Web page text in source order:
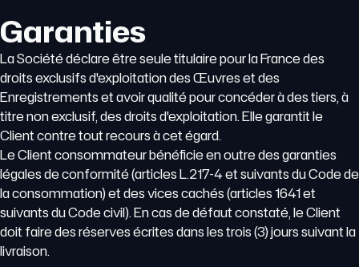
Garanties
La Société déclare être seule titulaire pour la France des
droits exclusifs d'exploitation des Œuvres et des
Enregistrements et avoir qualité pour concéder à des tiers, à
titre non exclusif, des droits d'exploitation. Elle garantit le
Client contre tout recours à cet égard.
Le Client consommateur bénéficie en outre des garanties
légales de conformité (articles L.217-4 et suivants du Code de
la consommation) et des vices cachés (articles 1641 et
suivants du Code civil). En cas de défaut constaté, le Client
doit faire des réserves écrites dans les trois (3) jours suivant la
livraison.